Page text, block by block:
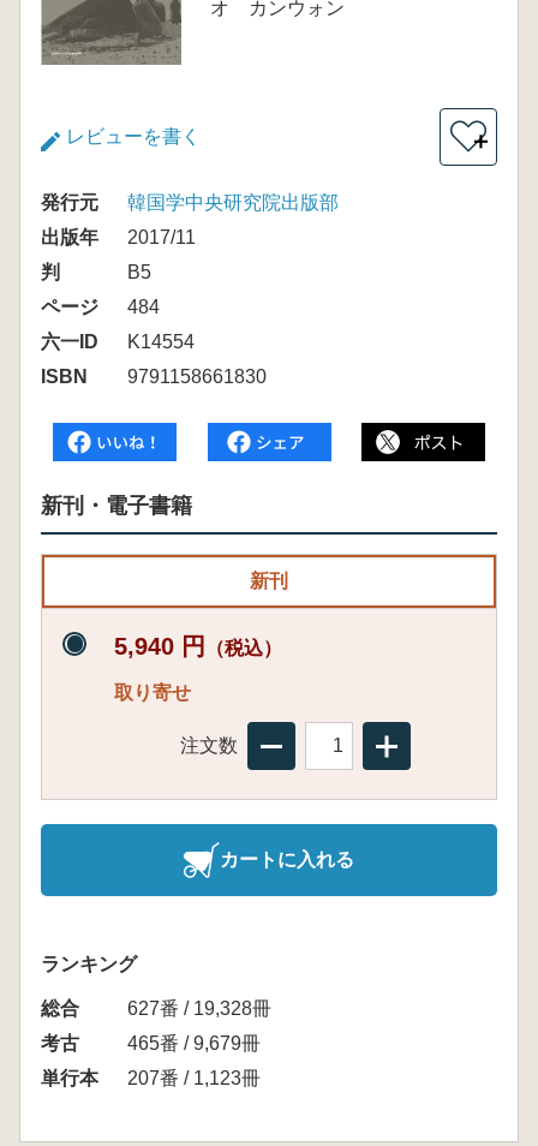
オ カンウォン
レビューを書く ＋
発行元
韓国学中央研究院出版部
出版年
2017/11
判
B5
ページ
484
六一ID
K14554
ISBN
9791158661830
新刊・電子書籍
新刊
5,940 円 （税込）
取り寄せ
注文数
カートに入れる
ランキング
総合
627番 / 19,328冊
考古
465番 / 9,679冊
単行本
207番 / 1,123冊